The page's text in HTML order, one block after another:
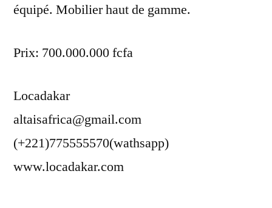
équipé. Mobilier haut de gamme.
Prix: 700.000.000 fcfa
Locadakar
altaisafrica@gmail.com
(+221)775555570(wathsapp)
www.locadakar.com